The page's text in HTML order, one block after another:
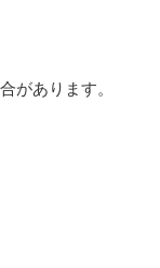
があります。